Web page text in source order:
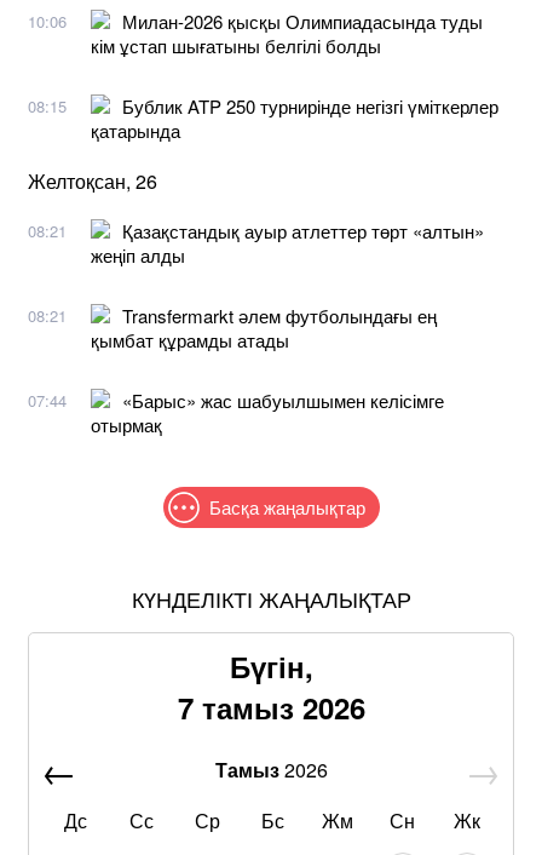
10:06
Милан-2026 қысқы Олимпиадасында туды
кім ұстап шығатыны белгілі болды
08:15
Бублик ATP 250 турнирінде негізгі үміткерлер
қатарында
Желтоқсан, 26
08:21
Қазақстандық ауыр атлеттер төрт «алтын»
жеңіп алды
08:21
Transfermarkt әлем футболындағы ең
қымбат құрамды атады
07:44
«Барыс» жас шабуылшымен келісімге
отырмақ
Басқа жаңалықтар
КҮНДЕЛІКТІ ЖАҢАЛЫҚТАР
Бүгін,
7 тамыз 2026
Тамыз2026
Дс
Сс Ср Бс Жм Сн Жк